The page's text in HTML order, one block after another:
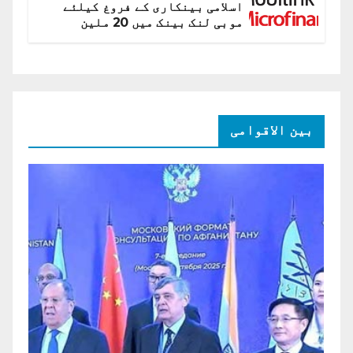
اسلامی بینکاری کے فروغ کیلئے
موبی لنک بینک میں 20 ملین
بین الاقوامی